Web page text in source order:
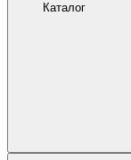
Каталог